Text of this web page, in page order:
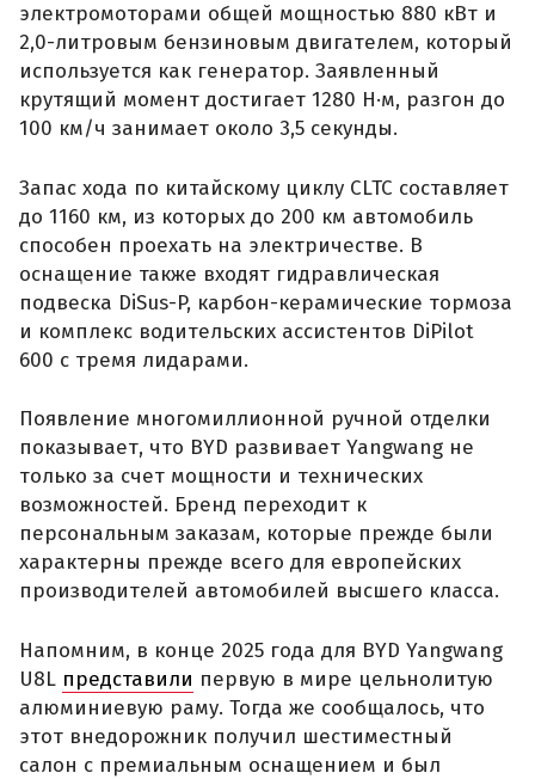
электромоторами общей мощностью 880 кВт и
2,0-литровым бензиновым двигателем, который
используется как генератор. Заявленный
крутящий момент достигает 1280 Н·м, разгон до
100 км/ч занимает около 3,5 секунды.
Запас хода по китайскому циклу CLTC составляет
до 1160 км, из которых до 200 км автомобиль
способен проехать на электричестве. В
оснащение также входят гидравлическая
подвеска DiSus-P, карбон-керамические тормоза
и комплекс водительских ассистентов DiPilot
600 с тремя лидарами.
Появление многомиллионной ручной отделки
показывает, что BYD развивает Yangwang не
только за счет мощности и технических
возможностей. Бренд переходит к
персональным заказам, которые прежде были
характерны прежде всего для европейских
производителей автомобилей высшего класса.
Напомним, в конце 2025 года для BYD Yangwang
U8L представили первую в мире цельнолитую
алюминиевую раму. Тогда же сообщалось, что
этот внедорожник получил шестиместный
салон с премиальным оснащением и был